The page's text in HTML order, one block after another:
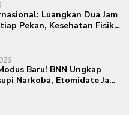
Luangkan Dua Jam
Pekan, Kesehatan Fisik
Baru! BNN Ungkap
Narkoba, Etomidate Jadi